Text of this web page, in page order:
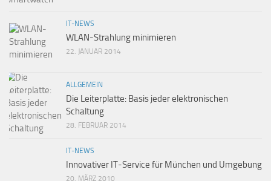
IT-NEWS
WLAN-Strahlung minimieren
22. JANUAR 2014
ALLGEMEIN
Die Leiterplatte: Basis jeder elektronischen
Schaltung
28. FEBRUAR 2014
IT-NEWS
Innovativer IT-Service für München und Umgebung
20. MÄRZ 2010